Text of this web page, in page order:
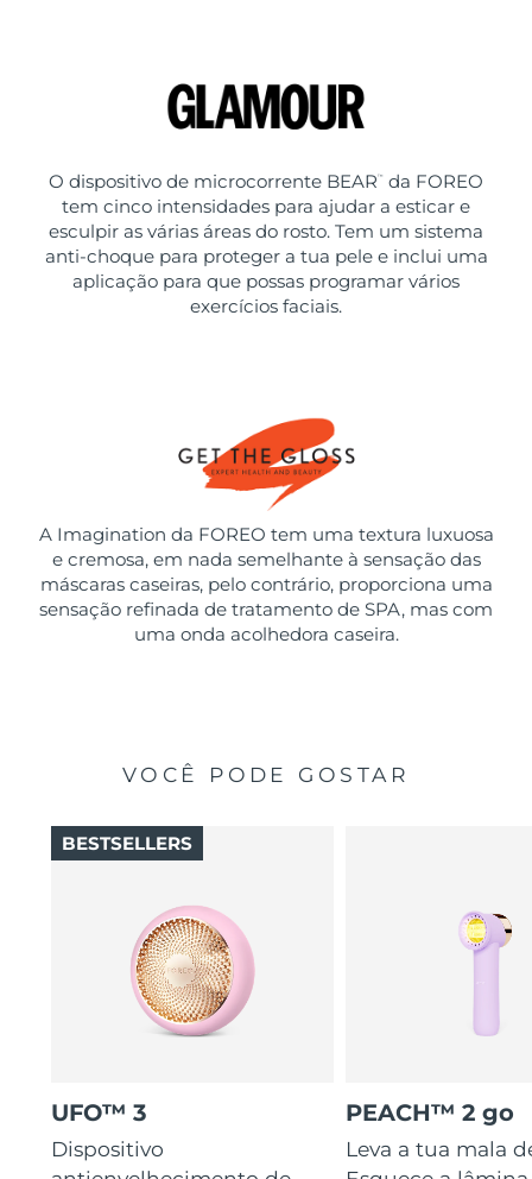
O dispositivo de microcorrente BEAR ™
da FOREO
tem cinco intensidades para ajudar a esticar e
esculpir as várias áreas do rosto. Tem um sistema
anti-choque para proteger a tua pele e inclui uma
aplicação para que possas programar vários
exercícios faciais.
A Imagination da FOREO tem uma textura luxuosa
e cremosa, em nada semelhante à sensação das
máscaras caseiras, pelo contrário, proporciona uma
sensação refinada de tratamento de SPA, mas com
uma onda acolhedora caseira.
VOCÊ PODE GOSTAR
UFO™ 3
Dispositivo
BESTSELLERS
PEACH™ 2 go
Leva a tua mala